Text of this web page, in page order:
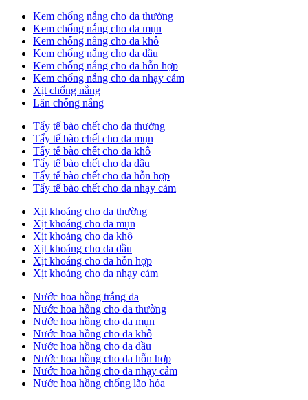
Kem chống nắng cho da thường
Kem chống nắng cho da mụn
Kem chống nắng cho da khô
Kem chống nắng cho da dầu
Kem chống nắng cho da hỗn hợp
Kem chống nắng cho da nhạy cảm
Xịt chống nắng
Lăn chống nắng
Tẩy tế bào chết cho da thường
Tẩy tế bào chết cho da mụn
Tẩy tế bào chết cho da khô
Tẩy tế bào chết cho da dầu
Tẩy tế bào chết cho da hỗn hợp
Tẩy tế bào chết cho da nhạy cảm
Xịt khoáng cho da thường
Xịt khoáng cho da mụn
Xịt khoáng cho da khô
Xịt khoáng cho da dầu
Xịt khoáng cho da hỗn hợp
Xịt khoáng cho da nhạy cảm
Nước hoa hồng trắng da
Nước hoa hồng cho da thường
Nước hoa hồng cho da mụn
Nước hoa hồng cho da khô
Nước hoa hồng cho da dầu
Nước hoa hồng cho da hỗn hợp
Nước hoa hồng cho da nhạy cảm
Nước hoa hồng chống lão hóa